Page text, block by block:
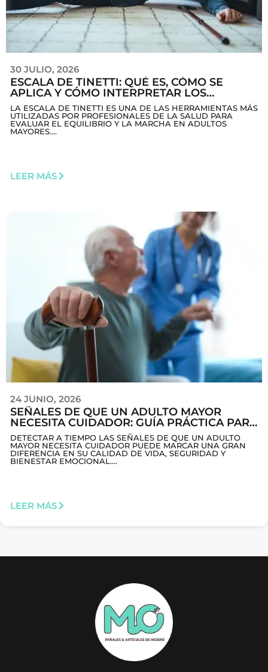
30 JULIO, 2026
ESCALA DE TINETTI: QUÉ ES, CÓMO SE
APLICA Y CÓMO INTERPRETAR LOS
RESULTADOS
LA ESCALA DE TINETTI ES UNA DE LAS HERRAMIENTAS MÁS
UTILIZADAS POR PROFESIONALES DE LA SALUD PARA
EVALUAR EL EQUILIBRIO Y LA MARCHA EN ADULTOS
MAYORES....
LEER MÁS
24 JUNIO, 2026
SEÑALES DE QUE UN ADULTO MAYOR
NECESITA CUIDADOR: GUÍA PRÁCTICA PARA
FAMILIAS
DETECTAR A TIEMPO LAS SEÑALES DE QUE UN ADULTO
MAYOR NECESITA CUIDADOR PUEDE MARCAR UNA GRAN
DIFERENCIA EN SU CALIDAD DE VIDA, SEGURIDAD Y
BIENESTAR EMOCIONAL....
LEER MÁS